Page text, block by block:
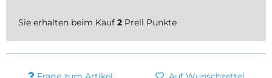
Sie erhalten beim Kauf 2 Prell Punkte